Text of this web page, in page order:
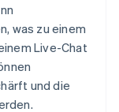
was zu einem
Live-Chat
und die